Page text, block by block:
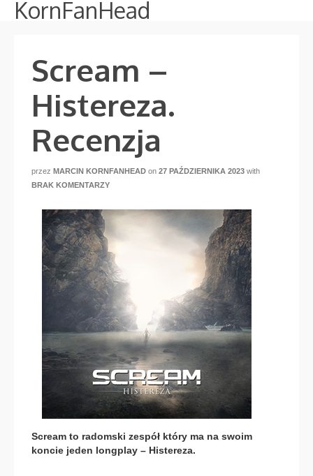
KornFanHead
Scream –
Histereza.
Recenzja
przez MARCIN KORNFANHEAD on 27 PAŹDZIERNIKA 2023 with
BRAK KOMENTARZY
Scream to radomski zespół który ma na swoim
koncie jeden longplay – Histereza.